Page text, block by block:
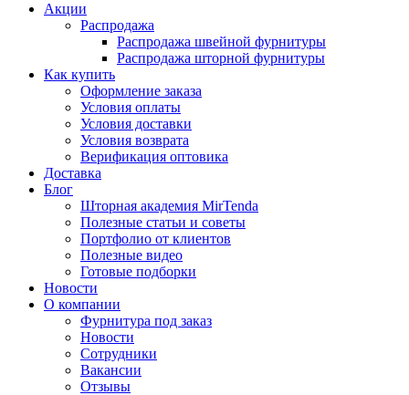
Акции
Распродажа
Распродажа швейной фурнитуры
Распродажа шторной фурнитуры
Как купить
Оформление заказа
Условия оплаты
Условия доставки
Условия возврата
Верификация оптовика
Доставка
Блог
Шторная академия MirTenda
Полезные статьи и советы
Портфолио от клиентов
Полезные видео
Готовые подборки
Новости
О компании
Фурнитура под заказ
Новости
Сотрудники
Вакансии
Отзывы